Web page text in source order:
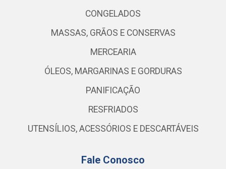
CONGELADOS
MASSAS, GRÃOS E CONSERVAS
MERCEARIA
ÓLEOS, MARGARINAS E GORDURAS
PANIFICAÇÃO
RESFRIADOS
UTENSÍLIOS, ACESSÓRIOS E DESCARTÁVEIS
Fale Conosco